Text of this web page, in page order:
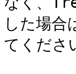
した場合
てくださ